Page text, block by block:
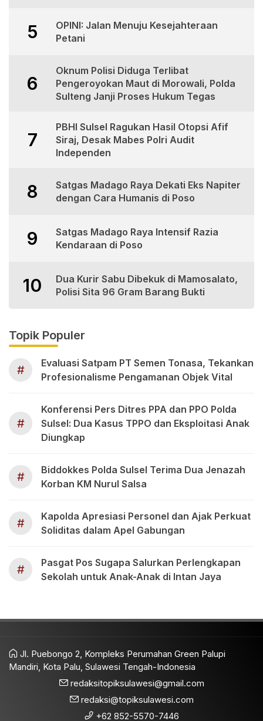
5
OPINI: Jalan Menuju Kesejahteraan
Petani
6
Oknum Polisi Diduga Terlibat
Pengeroyokan Maut di Morowali, Polda
Sulteng Janji Proses Hukum Tegas
7
PBHI Sulsel Ragukan Hasil Otopsi Afif
Siraj, Desak Mabes Polri Audit
Independen
8
Satgas Madago Raya Dekati Eks Napiter
dengan Cara Humanis di Poso
9
Satgas Madago Raya Intensif Razia
Kendaraan di Poso
10
Dua Kurir Sabu Dibekuk di Mamosalato,
Polisi Sita 96 Gram Barang Bukti
Topik Populer
#
Evaluasi Satpam PT Semen Tonasa, Tekankan
Profesionalisme Pengamanan Objek Vital
#
Konferensi Pers Ditres PPA dan PPO Polda
Sulsel: Dua Kasus TPPO dan Eksploitasi Anak
Diungkap
#
Biddokkes Polda Sulsel Terima Dua Jenazah
Korban KM Nurul Salsa
#
Kapolda Apresiasi Personel dan Ajak Perkuat
Soliditas dalam Apel Gabungan
#
Pasgat Pos Sugapa Salurkan Perlengkapan
Sekolah untuk Anak-Anak di Intan Jaya
Jl. Puebongo 2, Kompleks Perumahan Green Palupi
Mandiri, Kota Palu, Sulawesi Tengah-Indonesia
redaksitopiksulawesi@gmail.com
redaksi@topiksulawesi.com
+62 852-5570-7446